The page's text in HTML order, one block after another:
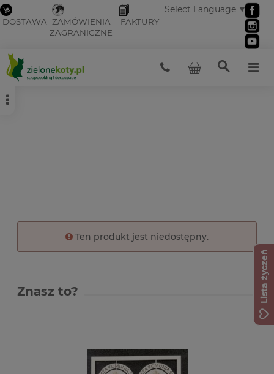
DOSTAWA ZAMÓWIENIA
ZAGRANICZNE
FAKTURY
Select Language ▼
Ten produkt jest niedostępny.
Znasz to? Lista życzeń